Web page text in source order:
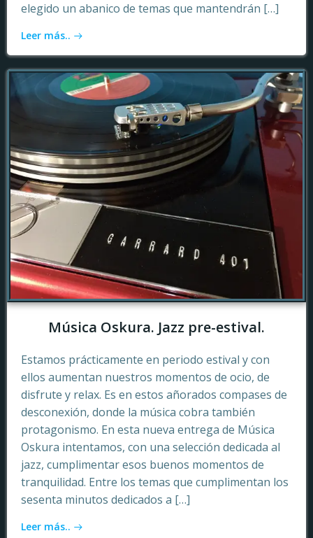
elegido un abanico de temas que mantendrán […]
Leer más..
Música Oskura. Jazz pre-estival.
Estamos prácticamente en periodo estival y con
ellos aumentan nuestros momentos de ocio, de
disfrute y relax. Es en estos añorados compases de
desconexión, donde la música cobra también
protagonismo. En esta nueva entrega de Música
Oskura intentamos, con una selección dedicada al
jazz, cumplimentar esos buenos momentos de
tranquilidad. Entre los temas que cumplimentan los
sesenta minutos dedicados a […]
Leer más..